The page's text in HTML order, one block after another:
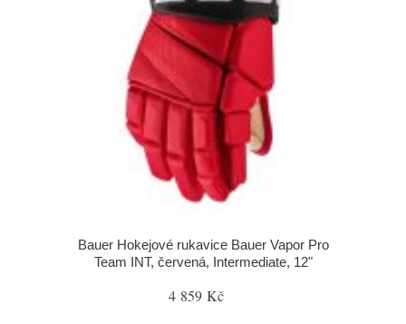
Bauer Hokejové rukavice Bauer Vapor Pro
Team INT, červená, Intermediate, 12"
4 859 Kč